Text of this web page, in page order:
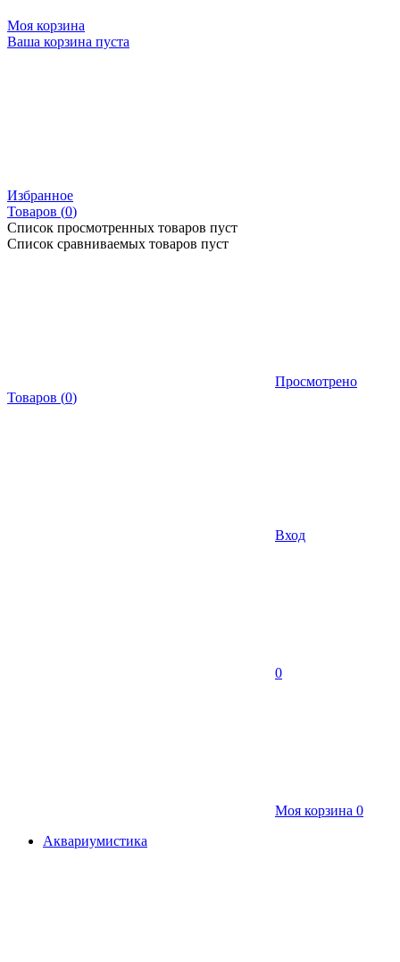
Моя корзина
Ваша корзина пуста
Избранное
Товаров (0)
Список просмотренных товаров пуст
Список сравниваемых товаров пуст
Просмотрено
Товаров (0)
Вход
0
Моя корзина 0
Аквариумистика